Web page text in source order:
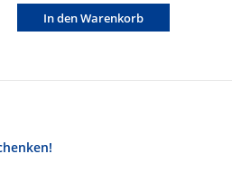
In den Warenkorb